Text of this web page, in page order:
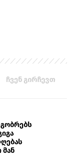
ჩვენ გირჩევთ
მან